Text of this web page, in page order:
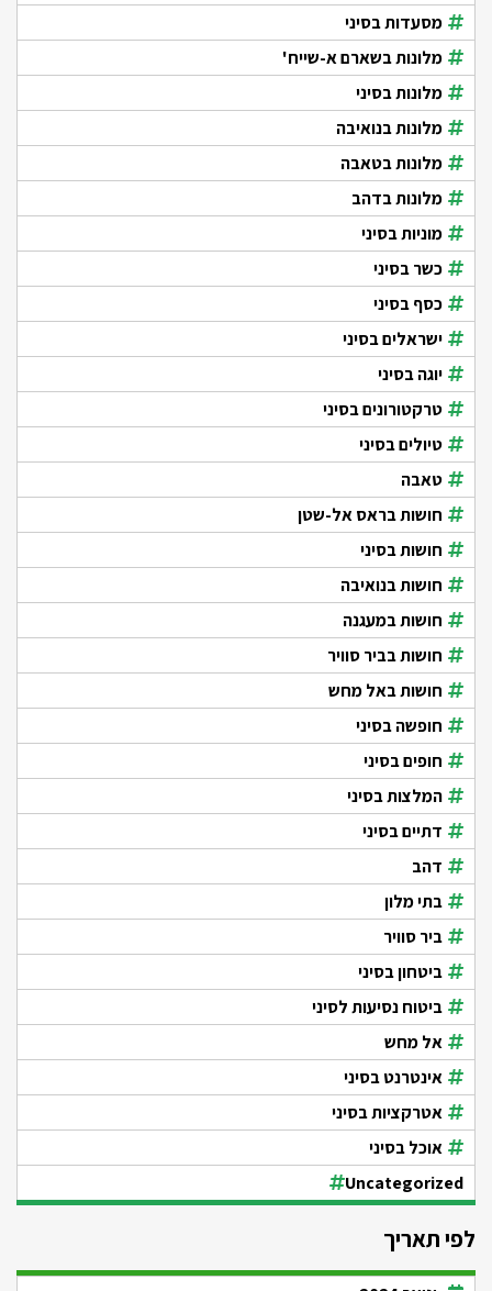
מסעדות בסיני
מלונות בשארם א-שייח'
מלונות בסיני
מלונות בנואיבה
מלונות בטאבה
מלונות בדהב
מוניות בסיני
כשר בסיני
כסף בסיני
ישראלים בסיני
יוגה בסיני
טרקטורונים בסיני
טיולים בסיני
טאבה
חושות בראס אל-שטן
חושות בסיני
חושות בנואיבה
חושות במעגנה
חושות בביר סוויר
חושות באל מחש
חופשה בסיני
חופים בסיני
המלצות בסיני
דתיים בסיני
דהב
בתי מלון
ביר סוויר
ביטחון בסיני
ביטוח נסיעות לסיני
אל מחש
אינטרנט בסיני
אטרקציות בסיני
אוכל בסיני
Uncategorized
לפי תאריך